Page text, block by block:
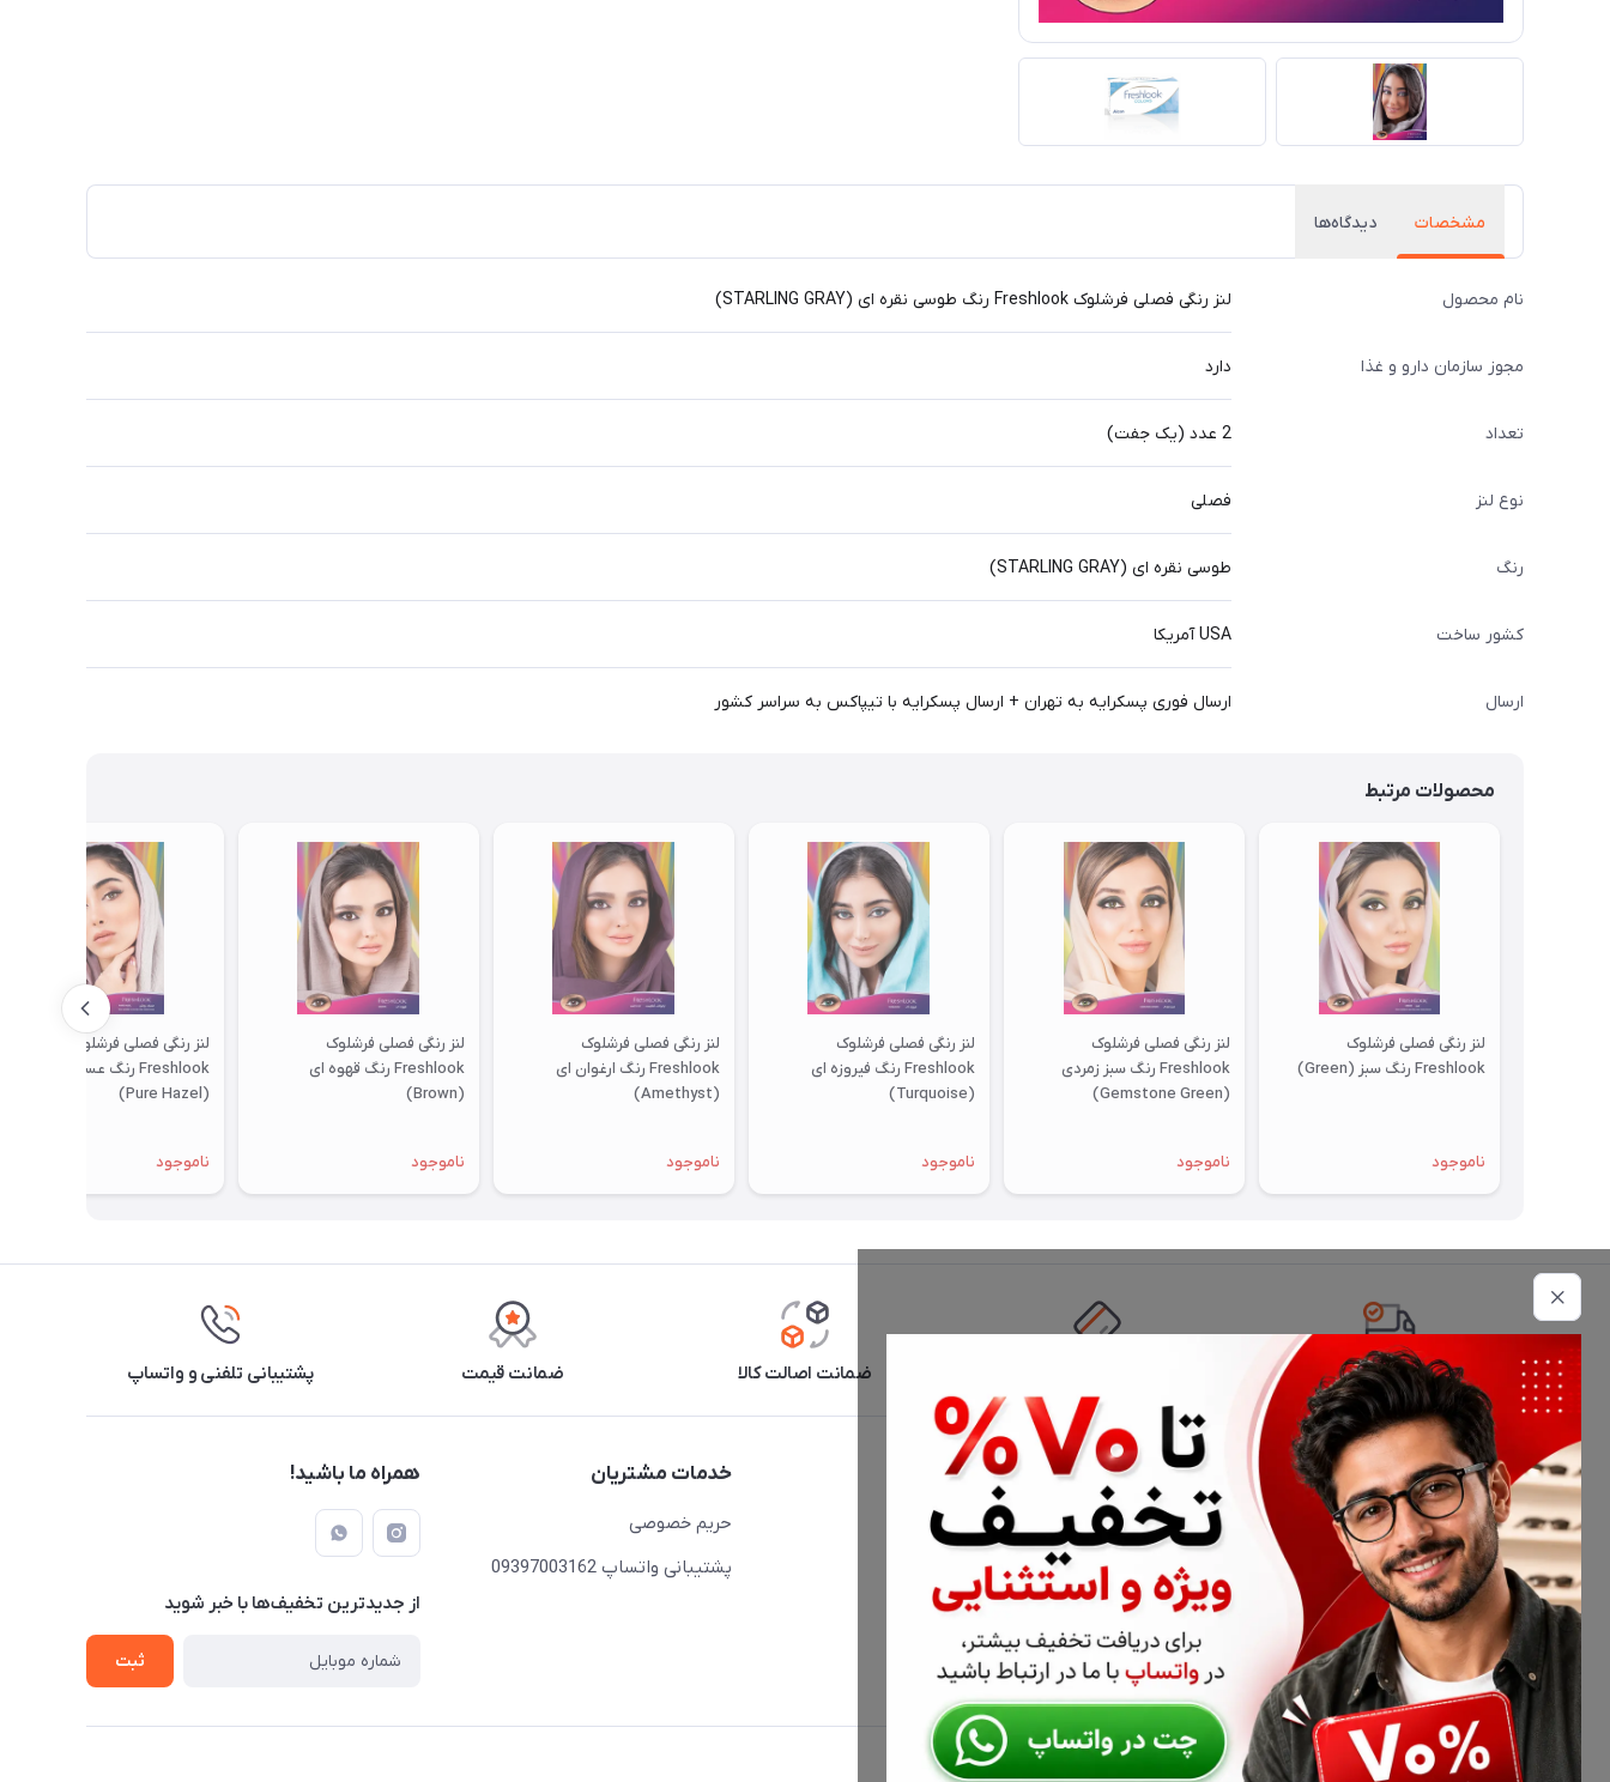
مشخصات دیدگاه‌ها
نام محصول لنز رنگی فصلی فرشلوک Freshlook رنگ طوسی نقره ای (STARLING GRAY)
مجوز سازمان دارو و غذا دارد
تعداد 2 عدد (یک جفت)
نوع لنز فصلی
رنگ طوسی نقره ای (STARLING GRAY)
کشور ساخت USA آمریکا
ارسال ارسال فوری پسکرایه به تهران + ارسال پسکرایه با تیپاکس به سراسر کشور
محصولات مرتبط
لنز رنگی فصلی فرشلوک
Freshlook رنگ سبز (Green)
ناموجود
لنز رنگی فصلی فرشلوک
Freshlook رنگ سبز زمردی
(Gemstone Green)
ناموجود
لنز رنگی فصلی فرشلوک
Freshlook رنگ فیروزه ای
(Turquoise)
ناموجود
لنز رنگی فصلی فرشلوک
Freshlook رنگ ارغوان ای
(Amethyst)
ناموجود
لنز رنگی فصلی فرشلوک
Freshlook رنگ قهوه ای
(Brown)
ناموجود
لنز رنگی فصلی فرشلوک
Freshlook رنگ عسلی روشن
(Pure Hazel)
ناموجود
تحویل اکسپرس ضمانت اصالت کالا ضمانت قیمت پشتیبانی تلفنی و واتساپ
اطلاعات تماس
02177116909
info@civiliha.com
ارسال فوری در تهران + ارسال به سراسر کشور
دسترسی سریع
حساب کاربری
مجله فروشگاه
لیست محصولات
درباره ما
خدمات مشتریان
حریم خصوصی
پشتیبانی واتساپ 09397003162
همراه ما باشید!
از جدید‌ترین تخفیف‌ها با‌ خبر شوید
ثبت
درباره فروشگاه عینک و عدسی سیویلیها